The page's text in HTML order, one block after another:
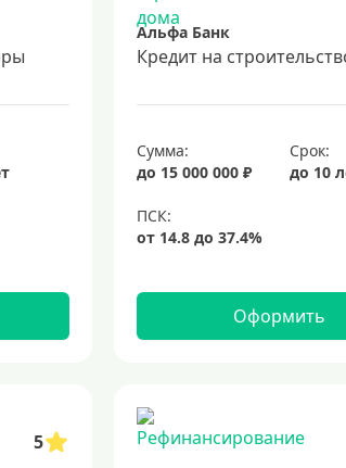
Альфа Банк
Кредит на
Сумма:
до 15 000 000 ₽
Срок:
до 10
Оформить
5